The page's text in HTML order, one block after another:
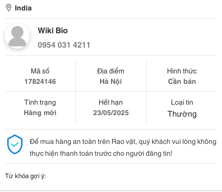
India
Wiki Bio
0954 031 4211
Mã số
17824146
Địa điểm
Hà Nội
Hình thức
Cần bán
Tình trạng
Hàng mới
Hết hạn
23/05/2025
Loại tin
Thường
Để mua hàng an toàn trên Rao vặt, quý khách vui lòng không
thực hiện thanh toán trước cho người đăng tin!
Từ khóa gợi ý: